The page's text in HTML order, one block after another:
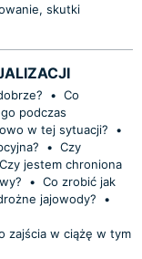
skutki
• Co
podczas
w tej sytuacji?
•
• Czy
Czy jestem chroniona
• Co zrobić jak
jajowody?
•
zajścia w ciążę w tym